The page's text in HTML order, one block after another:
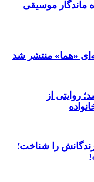
موسیقی
«هما» منتشر شد
روایتی از
را شناخت؛